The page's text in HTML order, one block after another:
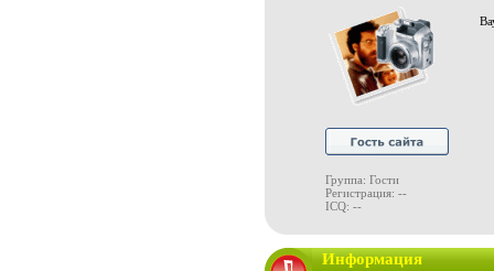
Группа: Гости
Регистрация: --
ICQ: --
Информация